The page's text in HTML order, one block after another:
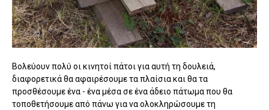
Βολεύουν πολύ οι κινητοί πάτοι για αυτή τη δουλειά,
διαφορετικά θα αφαιρέσουμε τα πλαίσια και θα τα
προσθέσουμε ένα - ένα μέσα σε ένα άδειο πάτωμα που θα
τοποθετήσουμε από πάνω για να ολοκληρώσουμε τη